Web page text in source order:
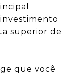
superior de
que você